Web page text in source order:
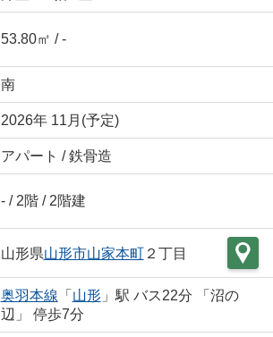
53.80㎡ / -
南
2026年 11月(予定)
アパート / 鉄骨造
- / 2階 / 2階建
山形県山形市山家本町２丁目
奥羽本線 「 山形」駅 バス22分 「沼の
辺」 停歩7分